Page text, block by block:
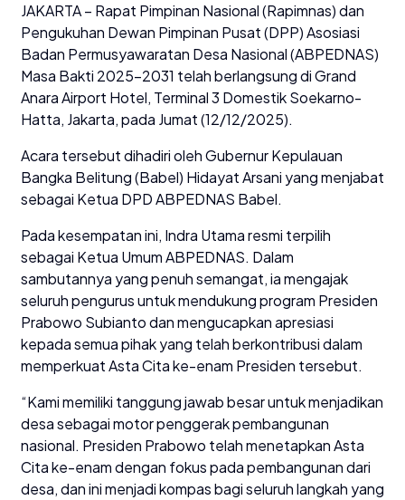
JAKARTA – Rapat Pimpinan Nasional (Rapimnas) dan
Pengukuhan Dewan Pimpinan Pusat (DPP) Asosiasi
Badan Permusyawaratan Desa Nasional (ABPEDNAS)
Masa Bakti 2025–2031 telah berlangsung di Grand
Anara Airport Hotel, Terminal 3 Domestik Soekarno-
Hatta, Jakarta, pada Jumat (12/12/2025).
Acara tersebut dihadiri oleh Gubernur Kepulauan
Bangka Belitung (Babel) Hidayat Arsani yang menjabat
sebagai Ketua DPD ABPEDNAS Babel.
Pada kesempatan ini, Indra Utama resmi terpilih
sebagai Ketua Umum ABPEDNAS. Dalam
sambutannya yang penuh semangat, ia mengajak
seluruh pengurus untuk mendukung program Presiden
Prabowo Subianto dan mengucapkan apresiasi
kepada semua pihak yang telah berkontribusi dalam
memperkuat Asta Cita ke-enam Presiden tersebut.
“Kami memiliki tanggung jawab besar untuk menjadikan
desa sebagai motor penggerak pembangunan
nasional. Presiden Prabowo telah menetapkan Asta
Cita ke-enam dengan fokus pada pembangunan dari
desa, dan ini menjadi kompas bagi seluruh langkah yang